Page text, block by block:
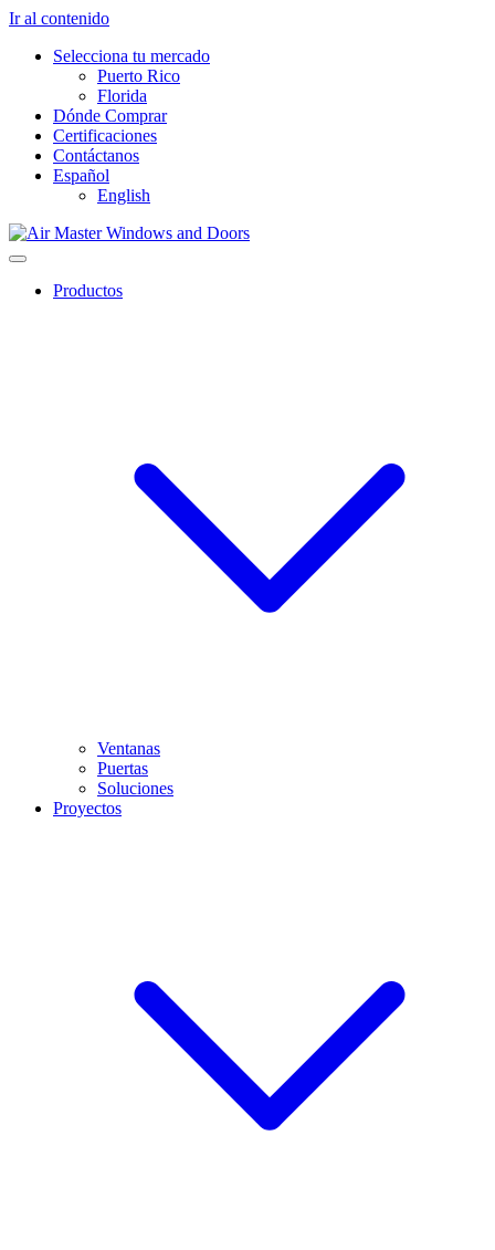
Ir al contenido
Selecciona tu mercado
Puerto Rico
Florida
Dónde Comprar
Certificaciones
Contáctanos
Español
English
Productos
Ventanas
Puertas
Soluciones
Proyectos